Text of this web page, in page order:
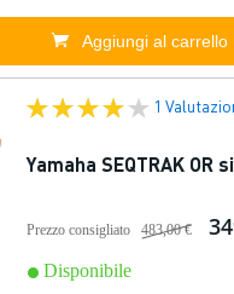
Aggiungi al carrello
1
Yamaha SEQTRAK OR
Prezzo consigliato 483,00 €
Disponibile